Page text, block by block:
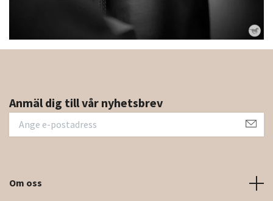
Anmäl dig till vår nyhetsbrev
Om oss